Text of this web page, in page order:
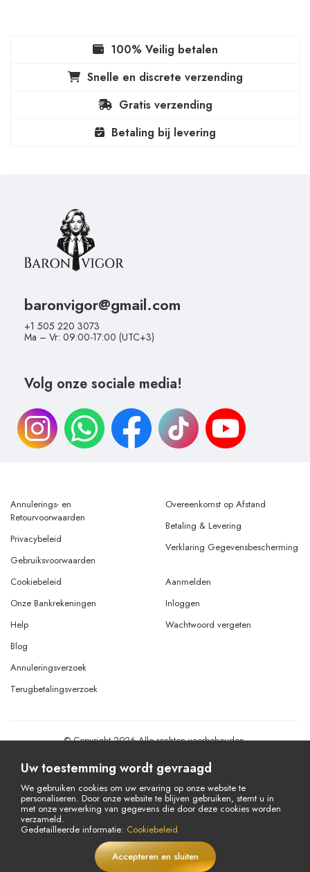
100% Veilig betalen
Snelle en discrete verzending
Gratis verzending
Betaling bij levering
baronvigor@gmail.com
+1 505 220 3073
Ma – Vr: 09:00-17:00 (UTC+3)
Volg onze sociale media!
Annulerings- en
Retourvoorwaarden
Privacybeleid
Gebruiksvoorwaarden
Overeenkomst op Afstand
Betaling & Levering
Verklaring Gegevensbescherming
Cookiebeleid
Onze Bankrekeningen
Help
Aanmelden
Inloggen
Wachtwoord vergeten
Blog
Annuleringsverzoek
Terugbetalingsverzoek
© Copyright 2026 Alle rechten voorbehouden.
Uw toestemming wordt gevraagd
We gebruiken cookies om uw ervaring op onze website te
personaliseren. Door onze website te blijven gebruiken, stemt u in
met onze verwerking van gegevens die door deze cookies worden
verzameld.
Gedetailleerde informatie: Cookiebeleid
Accepteren en sluiten